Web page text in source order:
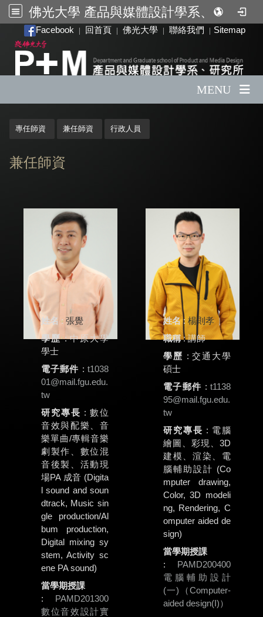
佛光大學 產品與媒體設計學系、研究所
Facebook 回首頁 佛光大學 聯絡我們 Sitemap
MENU
專任師資 兼任師資 行政人員
兼任師資
姓名 :張覺
學歷 : 中原大學
學士
電子郵件 : t1038
01@mail.fgu.edu.
tw
研究專長 : 數位
音效與配樂、音
樂單曲/專輯音樂
劇製作、數位混
音後製、活動現
場PA 成音 (Digita
l sound and soun
dtrack, Music sin
gle production/Al
bum production,
Digital mixing sy
stem, Activity sc
ene PA sound)
當學期授課
: PAMD201300
數位音效設計實
姓名 :楊則孝
職稱 : 講師
學歷 : 交通大學
碩士
電子郵件 : t1138
95@mail.fgu.edu.
tw
研究專長 : 電腦
繪圖、彩現、3D
建模、渲染、電
腦輔助設計 (Co
mputer drawing,
Color, 3D modeli
ng, Rendering, C
omputer aided de
sign)
當學期授課
: PAMD200400
電腦輔助設計
(一)（Computer-
aided design(I)）